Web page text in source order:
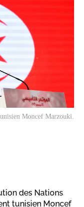
Moncef Marzouki.
des Nations
tunisien Moncef